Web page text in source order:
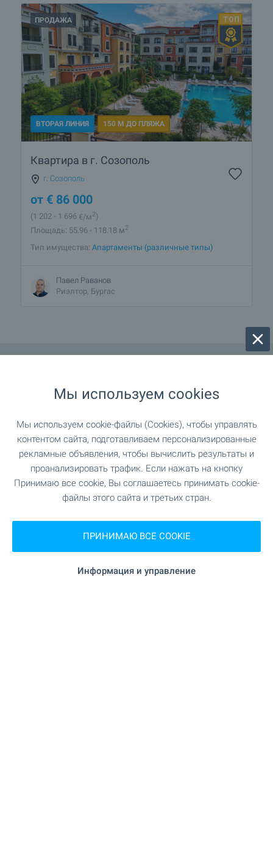
ПРОДАЖА
ВТОРАЯ ЛИНИЯ 150 М ДО ПЛЯЖА
Квартира в г. Созополь
г. Созополь
от € 86 000
(1 202 - 1 696 €/м2)
Площадь: 55.96 - 118.18 м2
Тип имущества: Апартаменты (различные типы)
Павел Раванов
Риэлтор, Бургас
Добро пожаловать на видео
осмотр недвижимости!
У нас вы найдете тысячи объектов
Мы используем cookies
Мы используем cookie-файлы (Cookies), чтобы управлять
контентом сайта, подготавливаем персонализированные
рекламные объявления, чтобы вычислить результаты и
проанализировать трафик. Если нажать на кнопку
Принимаю все cookie, Вы соглашаетесь принимать cookie-
файлы этого сайта и третьих стран.
ПРИНИМАЮ ВСЕ COOKIE
Информация и управление